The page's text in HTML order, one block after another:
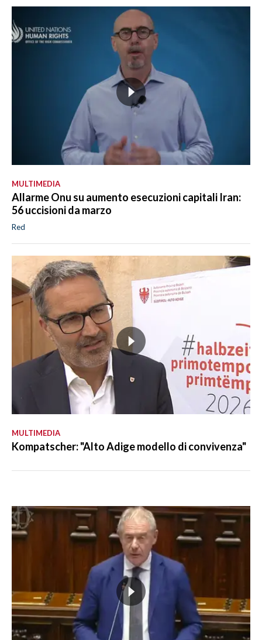
MULTIMEDIA
Allarme Onu su aumento esecuzioni capitali Iran:
56 uccisioni da marzo
Red
MULTIMEDIA
Kompatscher: "Alto Adige modello di convivenza"